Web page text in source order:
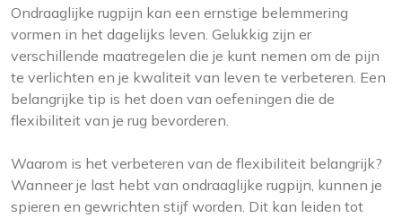
Ondraaglijke rugpijn kan een ernstige belemmering
vormen in het dagelijks leven. Gelukkig zijn er
verschillende maatregelen die je kunt nemen om de pijn
te verlichten en je kwaliteit van leven te verbeteren. Een
belangrijke tip is het doen van oefeningen die de
flexibiliteit van je rug bevorderen.
Waarom is het verbeteren van de flexibiliteit belangrijk?
Wanneer je last hebt van ondraaglijke rugpijn, kunnen je
spieren en gewrichten stijf worden. Dit kan leiden tot